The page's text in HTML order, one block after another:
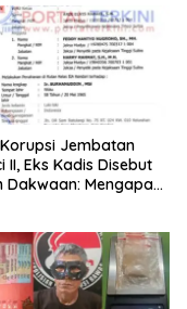
Jembatan
II, Eks Kadis Disebut
Dakwaan: Mengapa